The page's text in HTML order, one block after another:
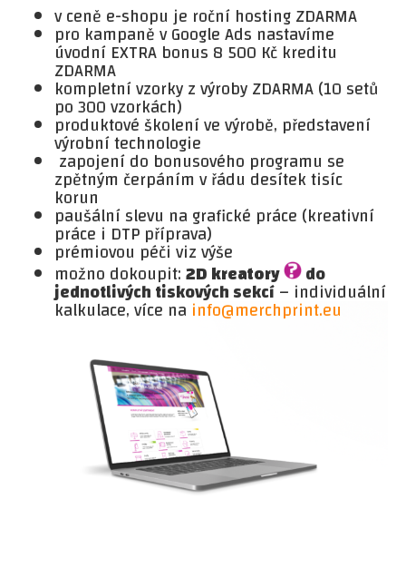
v ceně e-shopu je roční hosting ZDARMA
pro kampaně v Google Ads nastavíme
úvodní EXTRA bonus 8 500 Kč kreditu
ZDARMA
kompletní vzorky z výroby ZDARMA (10 setů
po 300 vzorkách)
produktové školení ve výrobě, představení
výrobní technologie
zapojení do bonusového programu se
zpětným čerpáním v řádu desítek tisíc
korun
paušální slevu na grafické práce (kreativní
práce i DTP příprava)
prémiovou péči viz výše
možno dokoupit:2D kreatory do
jednotlivých tiskových sekcí– individuální
kalkulace, více na info@merchprint.eu